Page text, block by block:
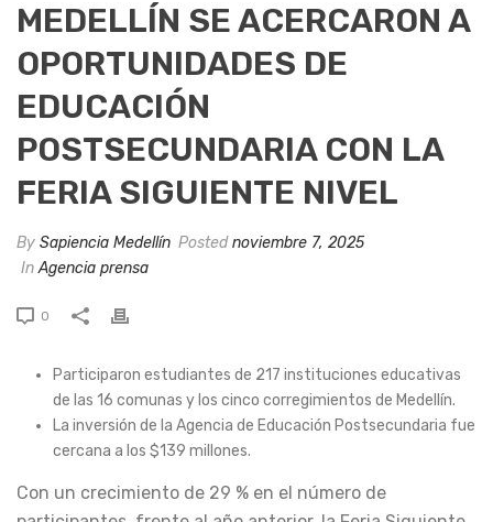
MEDELLÍN SE ACERCARON A
OPORTUNIDADES DE
EDUCACIÓN
POSTSECUNDARIA CON LA
FERIA SIGUIENTE NIVEL
By Sapiencia Medellín Postednoviembre 7, 2025
InAgencia prensa
0
Participaron estudiantes de 217 instituciones educativas
de las 16 comunas y los cinco corregimientos de Medellín.
La inversión de la Agencia de Educación Postsecundaria fue
cercana a los $139 millones.
Con un crecimiento de 29 % en el número de